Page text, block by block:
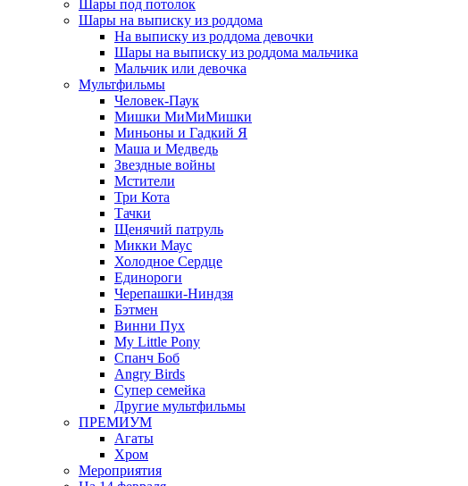
Шары под потолок
Шары на выписку из роддома
На выписку из роддома девочки
Шары на выписку из роддома мальчика
Мальчик или девочка
Мультфильмы
Человек-Паук
Мишки МиМиМишки
Миньоны и Гадкий Я
Маша и Медведь
Звездные войны
Мстители
Три Кота
Тачки
Щенячий патруль
Микки Маус
Холодное Сердце
Единороги
Черепашки-Ниндзя
Бэтмен
Винни Пух
My Little Pony
Спанч Боб
Angry Birds
Супер семейка
Другие мультфильмы
ПРЕМИУМ
Агаты
Хром
Мероприятия